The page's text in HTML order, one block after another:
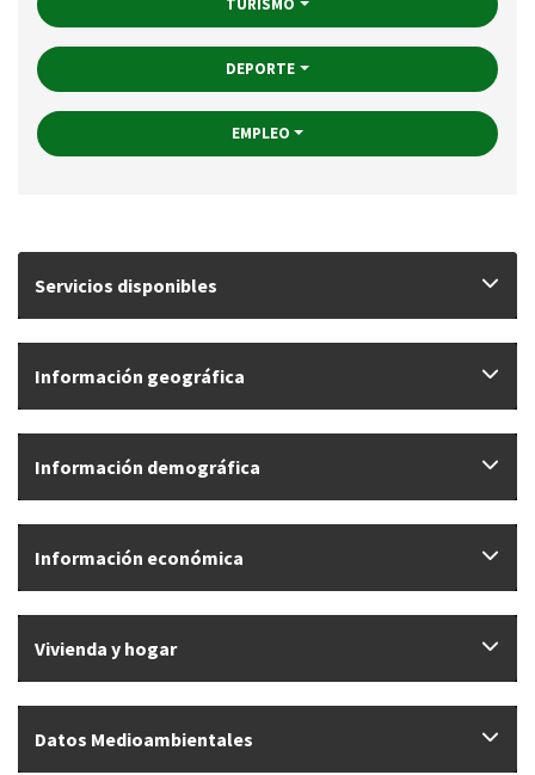
TURISMO
DEPORTE
EMPLEO
Servicios disponibles
Información geográfica
Información demográfica
Información económica
Vivienda y hogar
Datos Medioambientales